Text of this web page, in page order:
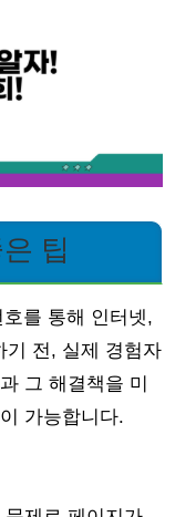
팁
를 통해 인터넷,
기 전, 실제 경험자
그 해결책을 미
가능합니다.